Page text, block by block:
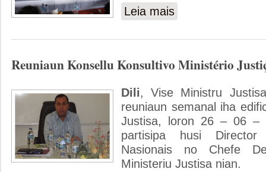
Leia mais
Reuniaun Konsellu Konsultivo Ministério
Dili, Vise Ministru
reuniaun semanal iha
Justisa, loron 26 – 06 –
partisipa husi Director
Nasionais no Chefe
Ministeriu Justisa nian.